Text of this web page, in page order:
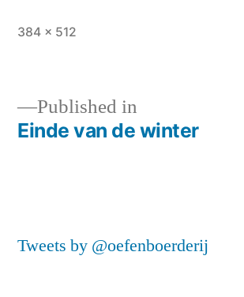
Full
384 × 512
Post
Published in
Einde van de winter
Tweets by @oefenboerderij